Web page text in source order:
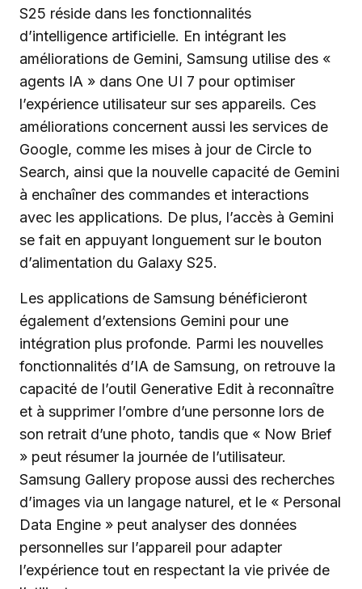
S25 réside dans les fonctionnalités
d’intelligence artificielle. En intégrant les
améliorations de Gemini, Samsung utilise des «
agents IA » dans One UI 7 pour optimiser
l’expérience utilisateur sur ses appareils. Ces
améliorations concernent aussi les services de
Google, comme les mises à jour de Circle to
Search, ainsi que la nouvelle capacité de Gemini
à enchaîner des commandes et interactions
avec les applications. De plus, l’accès à Gemini
se fait en appuyant longuement sur le bouton
d’alimentation du Galaxy S25.
Les applications de Samsung bénéficieront
également d’extensions Gemini pour une
intégration plus profonde. Parmi les nouvelles
fonctionnalités d’IA de Samsung, on retrouve la
capacité de l’outil Generative Edit à reconnaître
et à supprimer l’ombre d’une personne lors de
son retrait d’une photo, tandis que « Now Brief
» peut résumer la journée de l’utilisateur.
Samsung Gallery propose aussi des recherches
d’images via un langage naturel, et le « Personal
Data Engine » peut analyser des données
personnelles sur l’appareil pour adapter
l’expérience tout en respectant la vie privée de